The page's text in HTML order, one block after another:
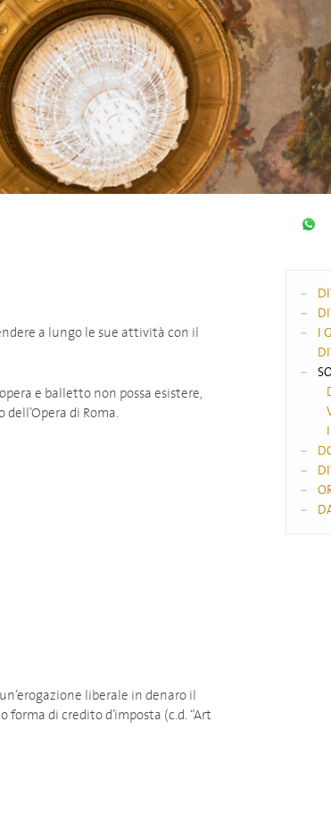
a lungo le sue attività con il
e balletto non possa esistere,
di Roma.
liberale in denaro il
forma di credito d’imposta (c.d. “Art
I